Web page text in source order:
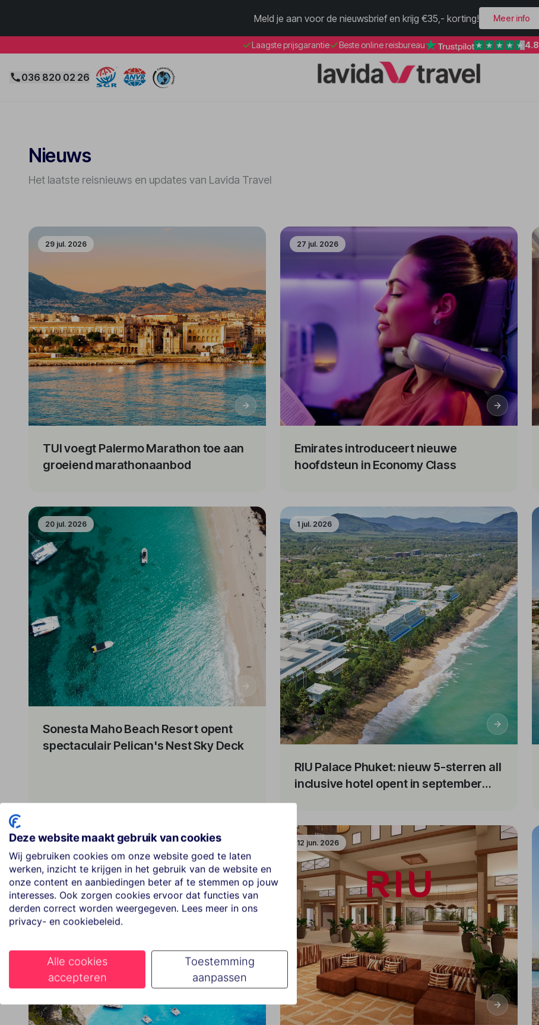
Meld je aan voor de nieuwsbrief en krijg €35,- korting! Meer info
Laagste prijsgarantie Beste online reisbureau 4.8
036 820 02 26
Nieuws
Het laatste reisnieuws en updates van Lavida Travel
29 jul. 2026
TUI voegt Palermo Marathon toe aan
groeiend marathonaanbod
27 jul. 2026
Emirates introduceert nieuwe
hoofdsteun in Economy Class
20 jul. 2026
Sonesta Maho Beach Resort opent
spectaculair Pelican's Nest Sky Deck
1 jul. 2026
RIU Palace Phuket: nieuw 5-sterren all
inclusive hotel opent in september
2026
24 jun. 2026 12 jun. 2026
Deze website maakt gebruik van cookies
Wij gebruiken cookies om onze website goed te laten
werken, inzicht te krijgen in het gebruik van de website en
onze content en aanbiedingen beter af te stemmen op jouw
interesses. Ook zorgen cookies ervoor dat functies van
derden correct worden weergegeven. Lees meer in ons
privacy- en cookiebeleid.
Alle cookies
accepteren
Toestemming
aanpassen